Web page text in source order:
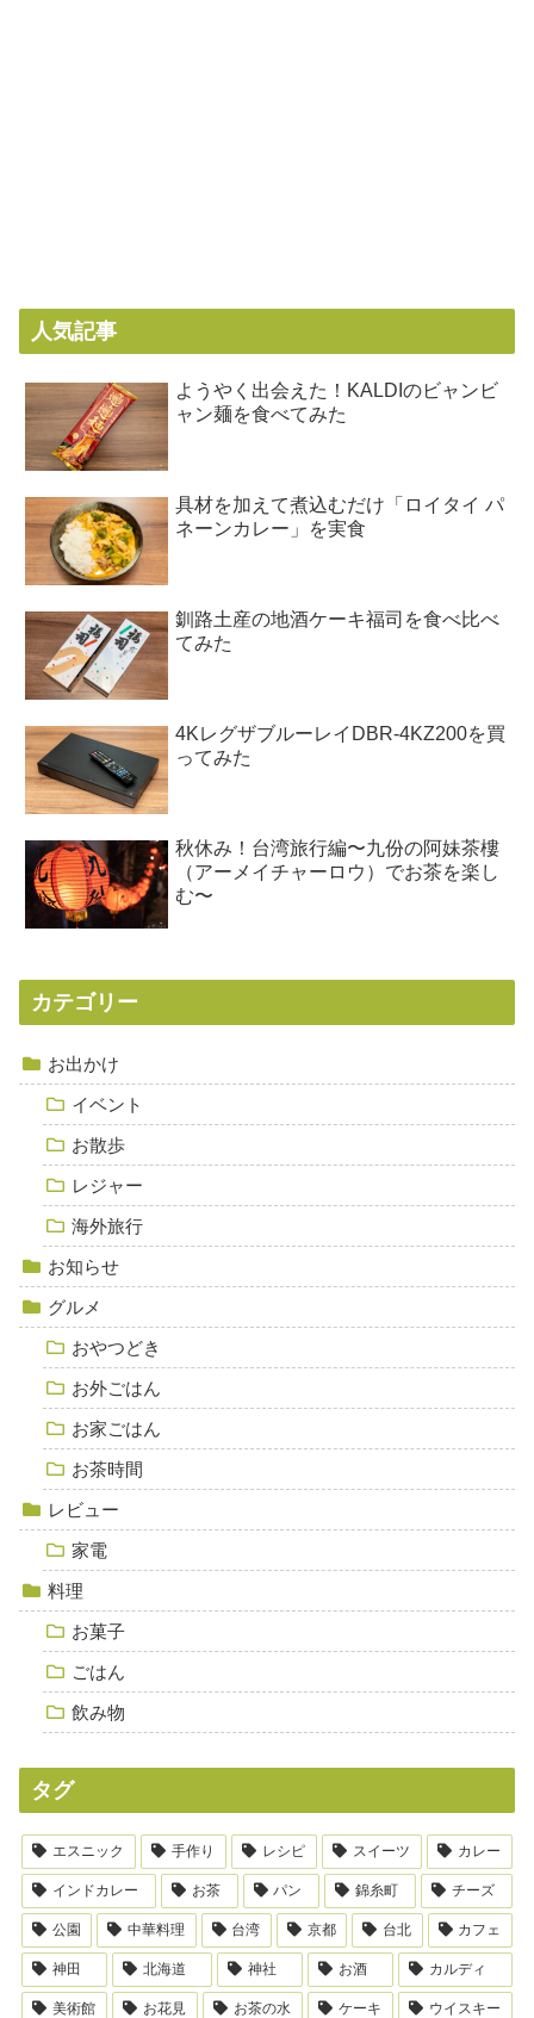
人気記事
ようやく出会えた！KALDIのビャンビ
ャン麺を食べてみた
具材を加えて煮込むだけ「ロイタイ パ
ネーンカレー」を実食
釧路土産の地酒ケーキ福司を食べ比べ
てみた
4KレグザブルーレイDBR-4KZ200を買
ってみた
秋休み！台湾旅行編〜九份の阿妹茶樓
（アーメイチャーロウ）でお茶を楽し
む〜
カテゴリー
お出かけ
イベント
お散歩
レジャー
海外旅行
お知らせ
グルメ
おやつどき
お外ごはん
お家ごはん
お茶時間
レビュー
家電
料理
お菓子
ごはん
飲み物
タグ
エスニック 手作り レシピ スイーツ カレー
インドカレー お茶 パン 錦糸町 チーズ
公園 中華料理 台湾 京都 台北 カフェ
神田 北海道 神社 お酒 カルディ
美術館 お花見 お茶の水 ケーキ ウイスキー